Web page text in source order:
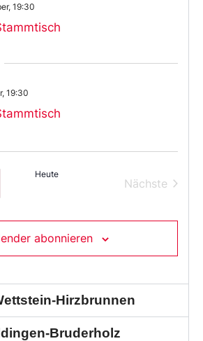
19:30
19:30
Heute
Nächste
abonnieren
Hirzbrunnen
Bruderholz